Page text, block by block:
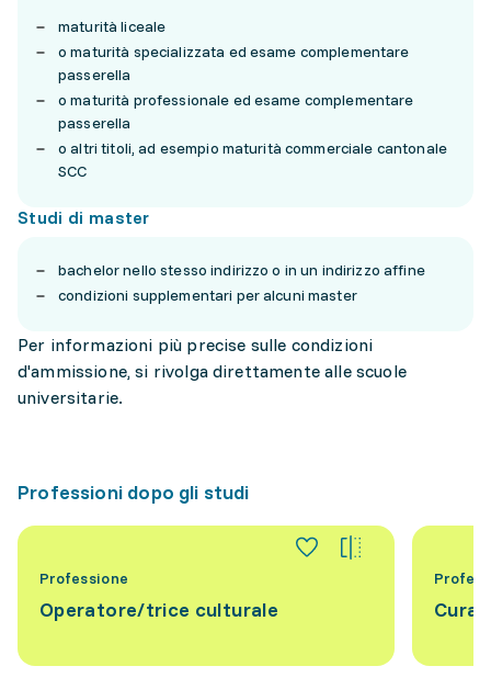
maturità liceale
o maturità specializzata ed esame complementare
passerella
o maturità professionale ed esame complementare
passerella
o altri titoli, ad esempio maturità commerciale cantonale
SCC
Studi di master
bachelor nello stesso indirizzo o in un indirizzo affine
condizioni supplementari per alcuni master
Per informazioni più precise sulle condizioni
d'ammissione, si rivolga direttamente alle scuole
universitarie.
Professioni dopo gli studi
Professione
Operatore/trice culturale